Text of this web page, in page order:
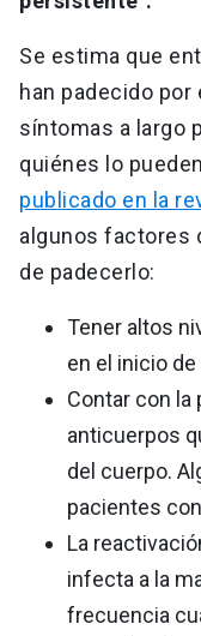
Se estima que
han padecido
síntomas a largo
quiénes lo
publicado en la
algunos factores
de padecerlo:
Tener altos
en el inicio
Contar con
anticuerpos
del cuerpo.
pacientes
La
infecta a la
frecuencia